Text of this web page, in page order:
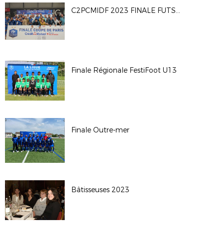
C2PCMIDF 2023 FINALE FUTSAL H
Finale Régionale FestiFoot U13
Finale Outre-mer
Bâtisseuses 2023